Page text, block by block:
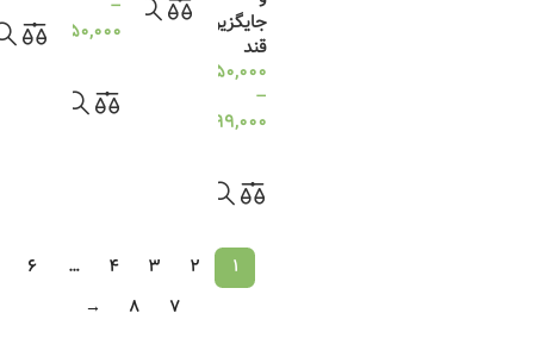
جایگزین
قند
1,250,000
–
499,000
–
850,000
تومان
1
2
3
4
…
6
7
8
→